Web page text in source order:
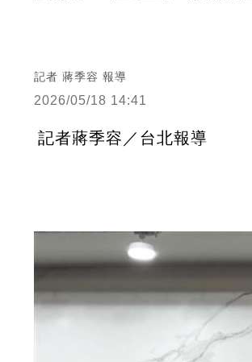
記者 蔣季容 報導
2026/05/18 14:41
記者蔣季容／台北報導